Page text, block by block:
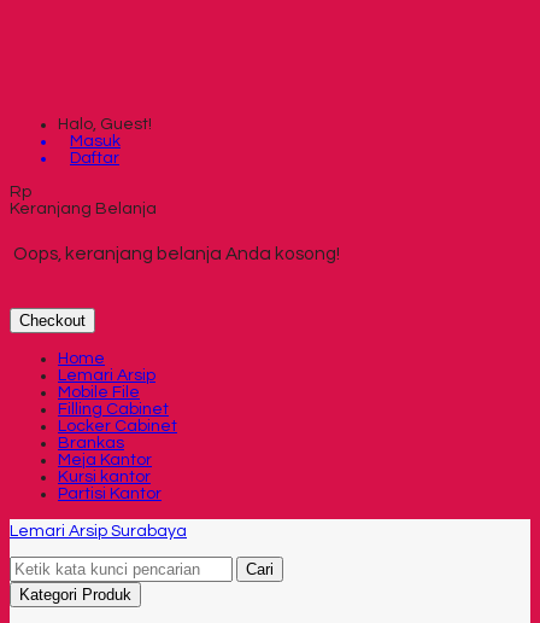
Halo, Guest!
Masuk
Daftar
Rp
Keranjang Belanja
Oops, keranjang belanja Anda kosong!
Checkout
Home
Lemari Arsip
Mobile File
Filling Cabinet
Locker Cabinet
Brankas
Meja Kantor
Kursi kantor
Partisi Kantor
Lemari Arsip Surabaya
Cari
Kategori Produk